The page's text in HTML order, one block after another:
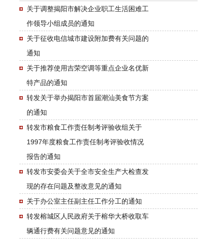
关于调整揭阳市解决企业职工生活困难工
作领导小组成员的通知
关于征收电信城市建设附加费有关问题的
通知
关于推荐使用吉荣空调等重点企业名优新
特产品的通知
转发关于举办揭阳市首届潮汕美食节方案
的通知
转发市粮食工作责任制考评验收组关于
1997年度粮食工作责任制考评验收情况
报告的通知
转发市安委会关于全市安全生产大检查发
现的存在问题及整改意见的通知
关于办公室主任副主任工作分工的通知
转发榕城区人民政府关于榕华大桥收取车
辆通行费有关问题意见的通知